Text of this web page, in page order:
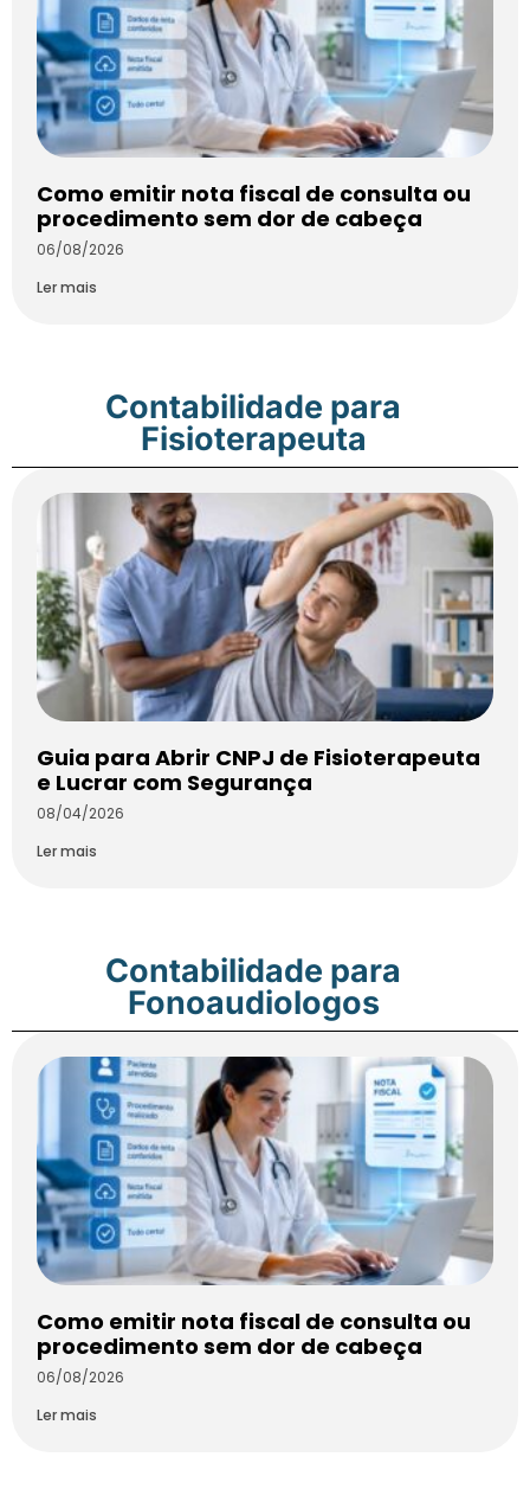
Como emitir nota fiscal de consulta ou
procedimento sem dor de cabeça
06/08/2026
Ler mais
Contabilidade para
Fisioterapeuta
Guia para Abrir CNPJ de Fisioterapeuta
e Lucrar com Segurança
08/04/2026
Ler mais
Contabilidade para
Fonoaudiologos
Como emitir nota fiscal de consulta ou
procedimento sem dor de cabeça
06/08/2026
Ler mais